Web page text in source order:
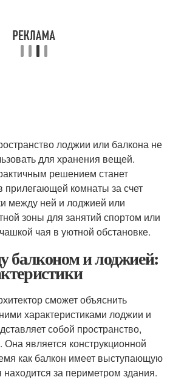
лоджии или балкона не
для хранения вещей.
решением станет
прилегающей комнаты за счет
между ней и лоджией или
зоны для занятий спортом или
чая в уютной обстановке.
балконом и лоджией:
сможет объяснить
характеристиками лоджии и
собой пространство,
является конструкционной
как балкон имеет выступающую
находится за периметром здания.